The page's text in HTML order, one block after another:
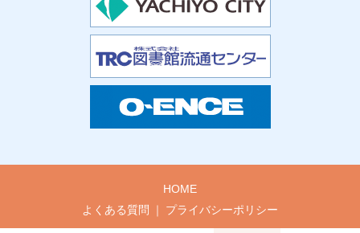
HOME
よくある質問
プライバシーポリシー